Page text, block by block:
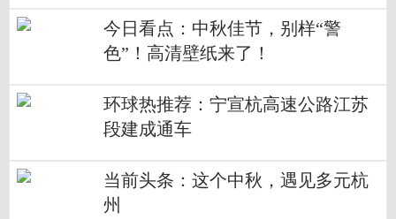
今日看点：中秋佳节，别样“警
色”！高清壁纸来了！
环球热推荐：宁宣杭高速公路江苏
段建成通车
当前头条：这个中秋，遇见多元杭
州